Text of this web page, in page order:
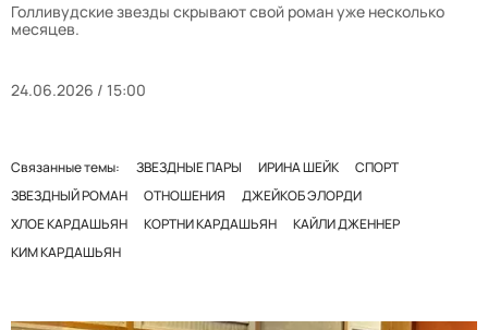
Голливудские звезды скрывают свой роман уже несколько
месяцев.
24.06.2026 / 15:00
Связанные темы: ЗВЕЗДНЫЕ ПАРЫ ИРИНА ШЕЙК
СПОРТ
ЗВЕЗДНЫЙ РОМАН
ОТНОШЕНИЯ
ДЖЕЙКОБ ЭЛОРДИ
ХЛОЕ КАРДАШЬЯН
КОРТНИ КАРДАШЬЯН
КАЙЛИ ДЖЕННЕР
КИМ КАРДАШЬЯН